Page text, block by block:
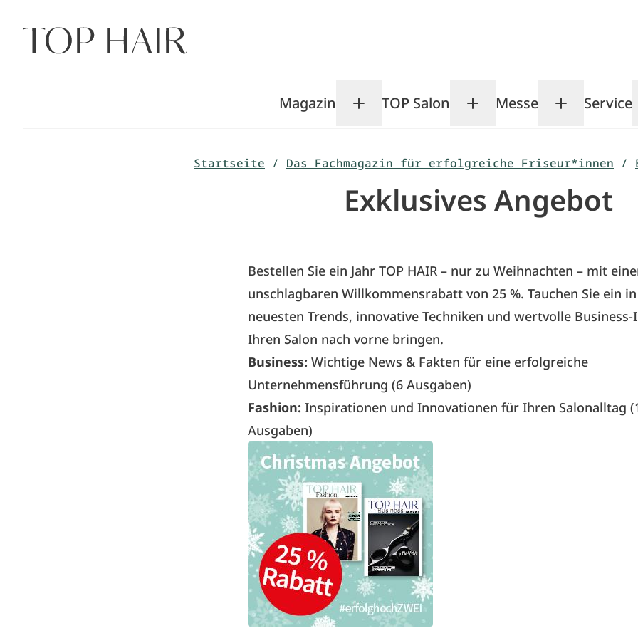
Inhalt
springen
Magazin Toggle Magazin submenu
TOP Salon Toggle TOP Salon
Messe ToggleService
Startseite / Das Fachmagazin für erfolgreiche Friseur*innen /
Exklusives Angebot
Bestellen Sie ein Jahr TOP HAIR – nur zu Weihnachten – mit
unschlagbaren Willkommensrabatt von 25 %. Tauchen Sie ein
neuesten Trends, innovative Techniken und wertvolle
Ihren Salon nach vorne bringen.
Business: Wichtige News & Fakten für eine erfolgreiche
Unternehmensführung (6 Ausgaben)
Fashion: Inspirationen und Innovationen für Ihren Salonalltag
Ausgaben)